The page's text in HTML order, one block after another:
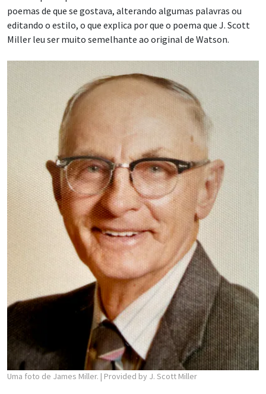
poemas de que se gostava, alterando algumas palavras ou
editando o estilo, o que explica por que o poema que J. Scott
Miller leu ser muito semelhante ao original de Watson.
Uma foto de James Miller. | Provided by J. Scott Miller